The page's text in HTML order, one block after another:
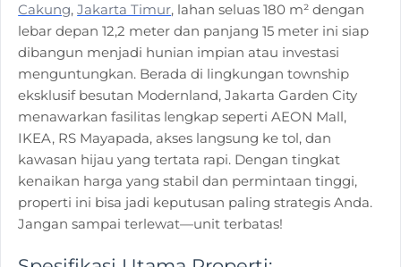
Cakung,Jakarta Timur, lahan seluas 180 m² dengan
lebar depan 12,2 meter dan panjang 15 meter ini siap
dibangun menjadi hunian impian atau investasi
menguntungkan. Berada di lingkungan township
eksklusif besutan Modernland, Jakarta Garden City
menawarkan fasilitas lengkap seperti AEON Mall,
IKEA, RS Mayapada, akses langsung ke tol, dan
kawasan hijau yang tertata rapi. Dengan tingkat
kenaikan harga yang stabil dan permintaan tinggi,
properti ini bisa jadi keputusan paling strategis Anda.
Jangan sampai terlewat—unit terbatas!